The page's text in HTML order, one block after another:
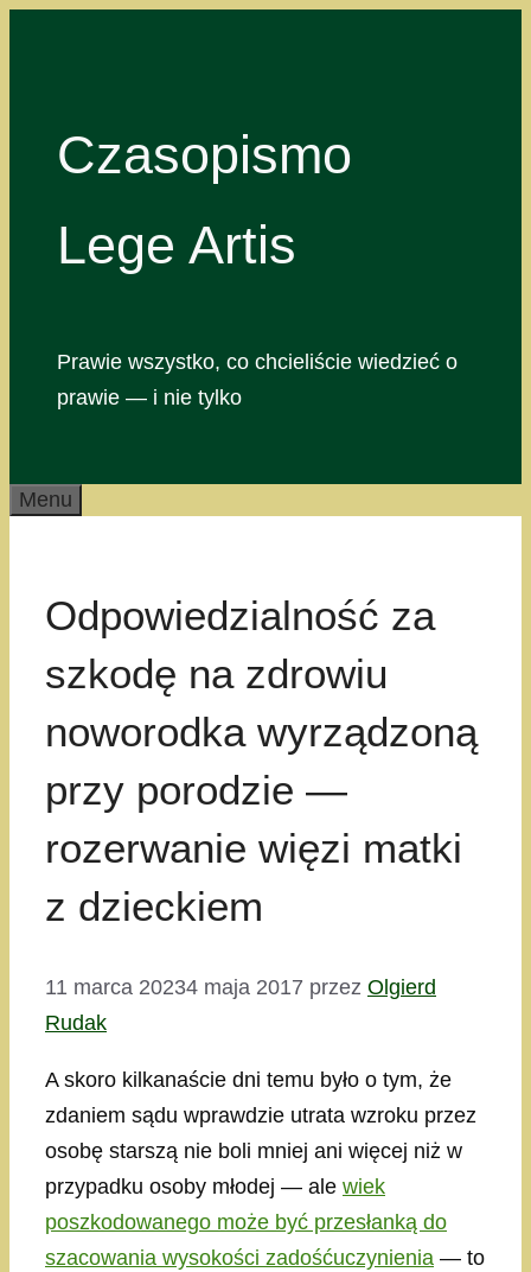
Czasopismo
Lege Artis
Prawie wszystko, co chcieliście wiedzieć o
prawie — i nie tylko
Menu
Odpowiedzialność za
szkodę na zdrowiu
noworodka wyrządzoną
przy porodzie —
rozerwanie więzi matki
z dzieckiem
11 marca 20234 maja 2017 przez Olgierd
Rudak
A skoro kilkanaście dni temu było o tym, że
zdaniem sądu wprawdzie utrata wzroku przez
osobę starszą nie boli mniej ani więcej niż w
przypadku osoby młodej — ale wiek
poszkodowanego może być przesłanką do
szacowania wysokości zadośćuczynienia — to